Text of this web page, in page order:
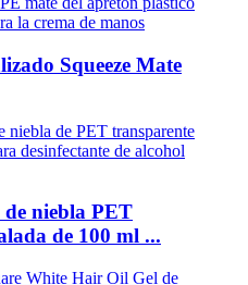
Squeeze Mate
niebla PET
de 100 ml ...